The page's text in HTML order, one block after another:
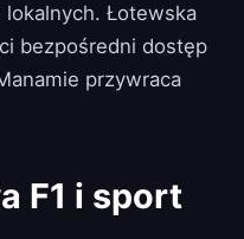
Łotewska
bezpośredni dostęp
przywraca
F1 i sport